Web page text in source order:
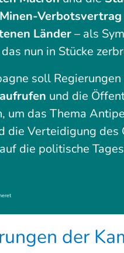
Verbotsvertrag
Länder– als
nun in Stücke
soll Regierungen
und die
um das Thema
die Verteidigung des
die politische
der